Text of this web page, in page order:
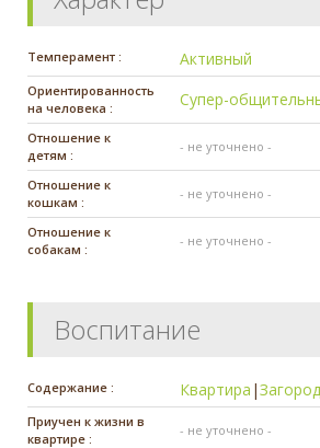
Темперамент : Активный
Ориентированность
на человека :
Супер-
Отношение к
детям :
- не уточнено -
Отношение к
кошкам :
- не уточнено -
Отношение к
собакам :
- не уточнено -
Воспитание
Содержание : Квартира |
Приучен к жизни в
квартире :
- не уточнено -